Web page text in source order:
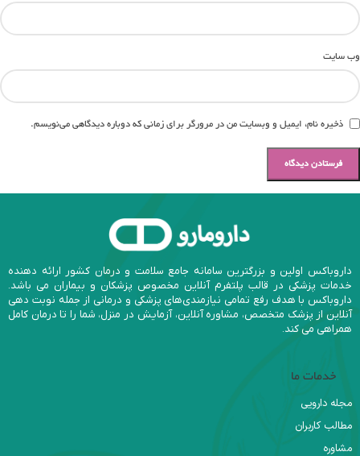
وب‌ سایت
ذخیره نام، ایمیل و وبسایت من در مرورگر برای زمانی که دوباره دیدگاهی می‌نویسم.
داروباکس اولین و بزرگترین سامانه جامع سلامت و درمان کشور ارائه دهنده
خدمات پزشکی در قالب پلتفرم آنلاین مخصوص پزشکان و بیماران می باشد.
داروباکس با هدف رفع تمامی نیازمندی‌های پزشکی و درمانی از جمله نوبت دهی
آنلاین از پزشک متخصص، مشاوره آنلاین، آزمایش در منزل، شما را تا درمان کامل
همراهی می کند.
خدمات ما
مجله دارویی
مطالب کاربران
مشاوره